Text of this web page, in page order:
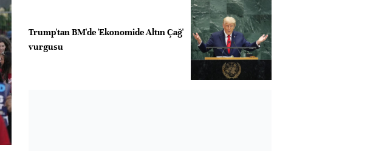
Trump'tan BM'de 'Ekonomide Altın Çağ'
vurgusu